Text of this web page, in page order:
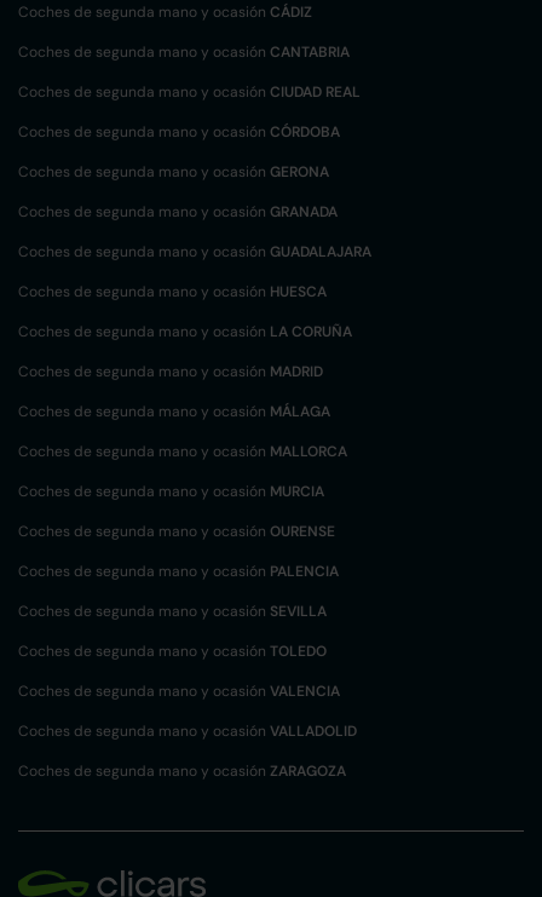
Coches de segunda mano y ocasión CÁDIZ
Coches de segunda mano y ocasión CANTABRIA
Coches de segunda mano y ocasión CIUDAD REAL
Coches de segunda mano y ocasión CÓRDOBA
Coches de segunda mano y ocasión GERONA
Coches de segunda mano y ocasión GRANADA
Coches de segunda mano y ocasión GUADALAJARA
Coches de segunda mano y ocasión HUESCA
Coches de segunda mano y ocasión LA CORUÑA
Coches de segunda mano y ocasión MADRID
Coches de segunda mano y ocasión MÁLAGA
Coches de segunda mano y ocasión MALLORCA
Coches de segunda mano y ocasión MURCIA
Coches de segunda mano y ocasión OURENSE
Coches de segunda mano y ocasión PALENCIA
Coches de segunda mano y ocasión SEVILLA
Coches de segunda mano y ocasión TOLEDO
Coches de segunda mano y ocasión VALENCIA
Coches de segunda mano y ocasión VALLADOLID
Coches de segunda mano y ocasión ZARAGOZA